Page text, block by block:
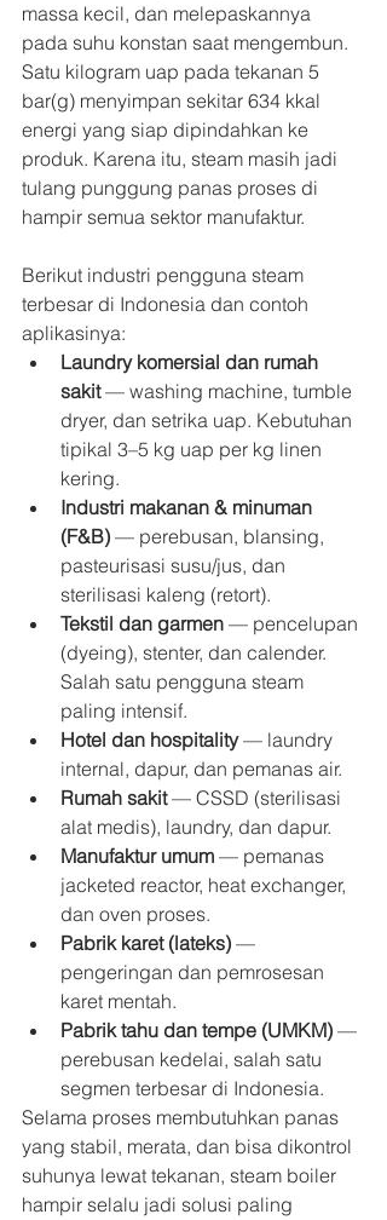
massa kecil, dan melepaskannya
pada suhu konstan saat mengembun.
Satu kilogram uap pada tekanan 5
bar(g) menyimpan sekitar 634 kkal
energi yang siap dipindahkan ke
produk. Karena itu, steam masih jadi
tulang punggung panas proses di
hampir semua sektor manufaktur.
Berikut industri pengguna steam
terbesar di Indonesia dan contoh
aplikasinya:
Laundry komersial dan rumah
sakit — washing machine, tumble
dryer, dan setrika uap. Kebutuhan
tipikal 3–5 kg uap per kg linen
kering.
Industri makanan & minuman
(F&B) — perebusan, blansing,
pasteurisasi susu/jus, dan
sterilisasi kaleng (retort).
Tekstil dan garmen — pencelupan
(dyeing), stenter, dan calender.
Salah satu pengguna steam
paling intensif.
Hotel dan hospitality — laundry
internal, dapur, dan pemanas air.
Rumah sakit — CSSD (sterilisasi
alat medis), laundry, dan dapur.
Manufaktur umum — pemanas
jacketed reactor, heat exchanger,
dan oven proses.
Pabrik karet (lateks) —
pengeringan dan pemrosesan
karet mentah.
Pabrik tahu dan tempe (UMKM) —
perebusan kedelai, salah satu
segmen terbesar di Indonesia.
Selama proses membutuhkan panas
yang stabil, merata, dan bisa dikontrol
suhunya lewat tekanan, steam boiler
hampir selalu jadi solusi paling